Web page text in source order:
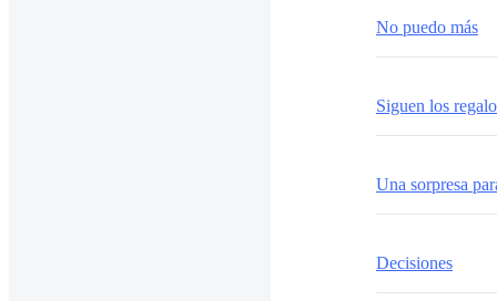
No puedo más
Siguen los
Una sorpresa
Decisiones